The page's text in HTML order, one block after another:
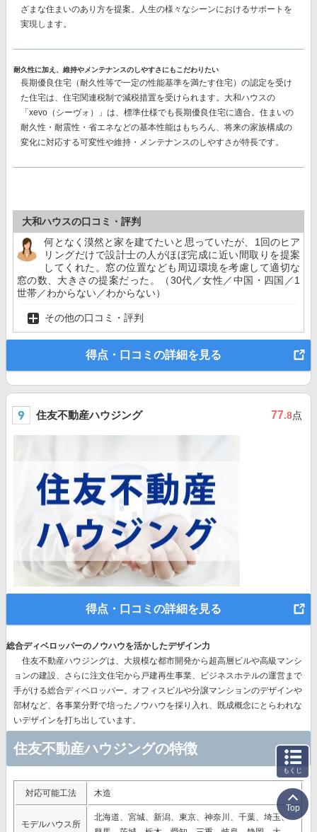
ざまな住まいのあり方を提案。人生の様々なシーンにおけるサポートを
実現します。
耐久性に加え、維持やメンテナンスのしやすさにもこだわりたい
長期優良住宅（耐久性等で一定の性能基準を満たす住宅）の認定を受け
た住宅は、住宅関連税制で減税措置を受けられます。大和ハウスの
「xevo（シーヴォ）」は、標準仕様でも長期優良住宅に適合。住まいの
耐久性・耐震性・省エネなどの基本性能はもちろん、将来の家族構成の
変化に対応する可変性や維持・メンテナンスのしやすさが特長です。
大和ハウスの口コミ・評判
何となく漠然と家を建てたいと思っていたが、1回のヒア
リングだけで設計士の人がほぼ完成に近い間取りを提案
してくれた。窓の位置なども周辺環境を考慮して適切な
窓の数、大きさの提案だった。（30代／女性／中国・四国／1
世帯／わからない／わからない）
その他の口コミ・評判
得点・口コミの詳細を見る
住友不動産ハウジング 77.8点
得点・口コミの詳細を見る
総合ディベロッパーのノウハウを活かしたデザイン力
住友不動産ハウジングは、 大規模な都市開発から超高層ビルや高級マンシ
ョンの建設、さらに注文住宅から戸建再生事業、ビジネスホテルの運営まで
手がける総合ディベロッパー。 オフィスビルや分譲マンションのデザインや
部材など、各事業分野で培ったノウハウを採り入れ、既成概念にとらわれな
いデザインを打ち出しています。
住友不動産ハウジングの特徴
対応可能工法 木造
モデルハウス所
北海道、宮城、新潟、東京、神奈川、千葉、埼玉、
もくじ
Top